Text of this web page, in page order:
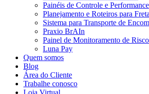
Painéis de Controle e Performance
Planejamento e Roteiros para
Sistema para Transporte de
Praxio BrAIn
Painel de Monitoramento de
Luna Pay
Quem somos
Blog
Área do Cliente
Trabalhe conosco
Loja Virtual